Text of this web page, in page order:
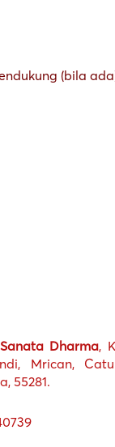
(bila
Dharma,
Mrican,
55281.